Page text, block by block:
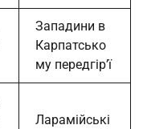
Западини в
Карпатсько
му передгір’ї
Ларамійські